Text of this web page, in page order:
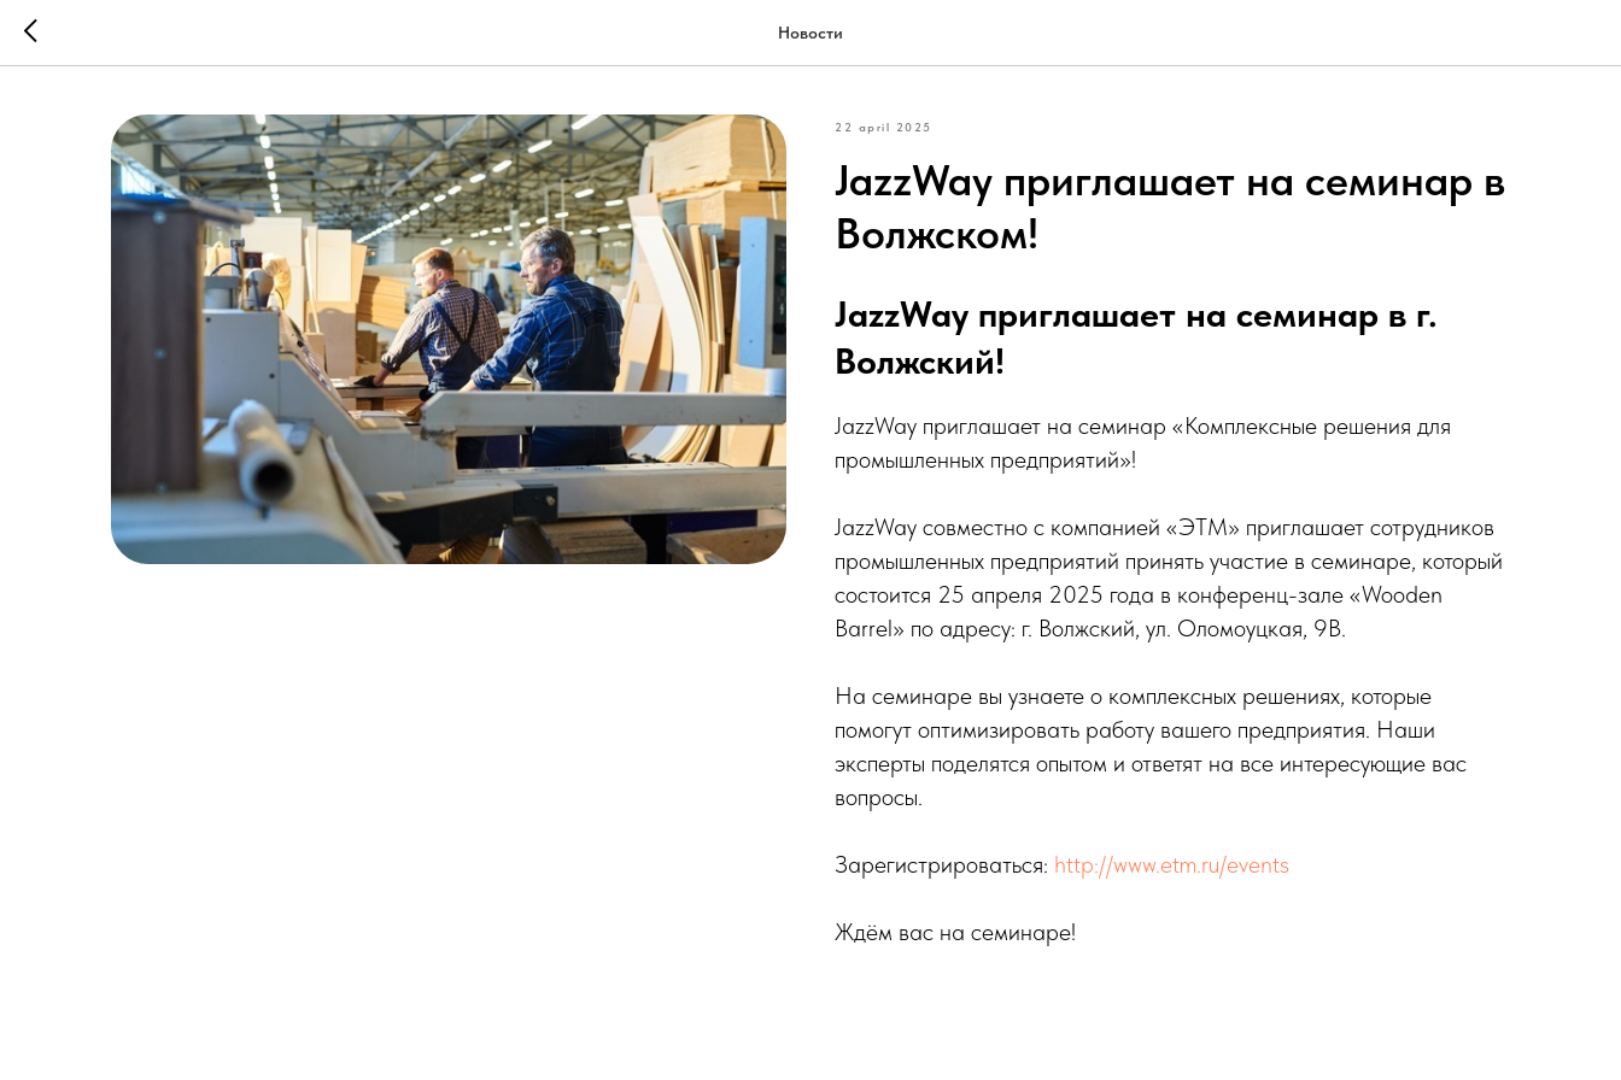
Новости
22 april 2025
JazzWay приглашает на семинар в
Волжском!
JazzWay приглашает на семинар в г.
Волжский!
JazzWay приглашает на семинар «Комплексные решения для
промышленных предприятий»!
JazzWay совместно с компанией «ЭТМ» приглашает сотрудников
промышленных предприятий принять участие в семинаре, который
состоится 25 апреля 2025 года в конференц-зале «Wooden
Barrel» по адресу: г. Волжский, ул. Оломоуцкая, 9В.
На семинаре вы узнаете о комплексных решениях, которые
помогут оптимизировать работу вашего предприятия. Наши
эксперты поделятся опытом и ответят на все интересующие вас
вопросы.
Зарегистрироваться: http://www.etm.ru/events
Ждём вас на семинаре!